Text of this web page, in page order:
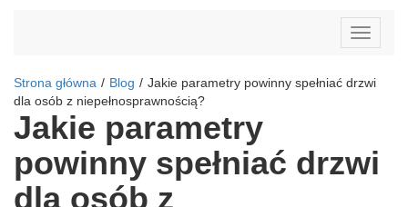
Toggle
Strona główna / Blog / Jakie parametry powinny spełniać drzwi
dla osób z niepełnosprawnością?
Jakie parametry
powinny spełniać drzwi
dla osób z